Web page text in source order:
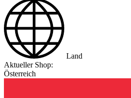
Land
Aktueller Shop:
Österreich